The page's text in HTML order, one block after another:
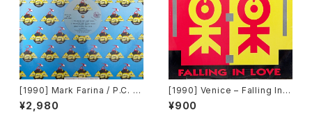
[1990] Mark Farina / P.C. D
ee – Relight My Fire / Popc
orn [Asia Records]
¥2,980
[1990] Venice – Falling In L
ove [Flea Records]
¥900